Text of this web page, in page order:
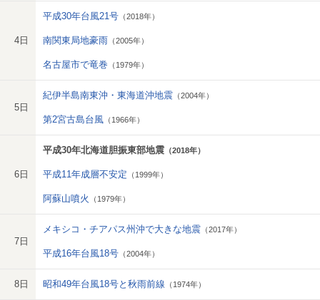
4日
平成30年台風21号 （2018年）
南関東局地豪雨 （2005年）
名古屋市で竜巻 （1979年）
5日
紀伊半島南東沖・東海道沖地震 （2004年）
第2宮古島台風 （1966年）
6日
平成30年北海道胆振東部地震 （2018年）
平成11年成層不安定 （1999年）
阿蘇山噴火 （1979年）
7日
メキシコ・チアパス州沖で大きな地震 （2017年）
平成16年台風18号 （2004年）
8日 昭和49年台風18号と秋雨前線 （1974年）